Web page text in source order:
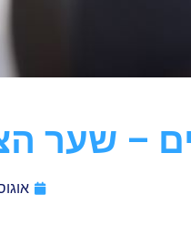
– שער
אוגוסט